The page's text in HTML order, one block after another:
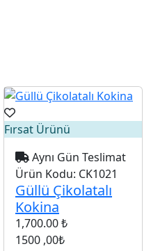
Fırsat Ürünü
Aynı Gün Teslimat
Ürün Kodu: CK1021
Güllü Çikolatalı
Kokina
1,700.00 ₺
1500 ,00₺